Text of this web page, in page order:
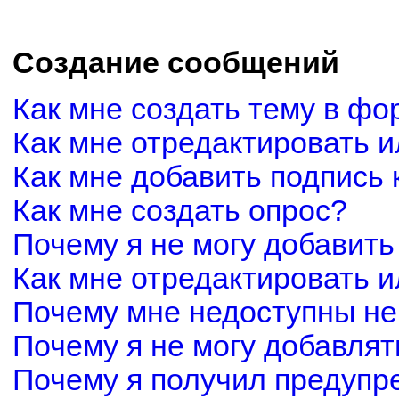
Создание сообщений
Как мне создать тему в
Как мне отредактировать
Как мне добавить
Как мне создать опрос?
Почему я не могу
Как мне отредактировать
Почему мне недоступны
Почему я не могу
Почему я получил